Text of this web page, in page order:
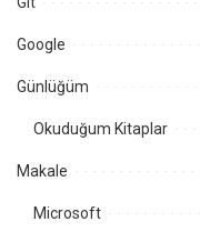
Google
Günlüğüm
Okuduğum Kitaplar
Makale
Microsoft